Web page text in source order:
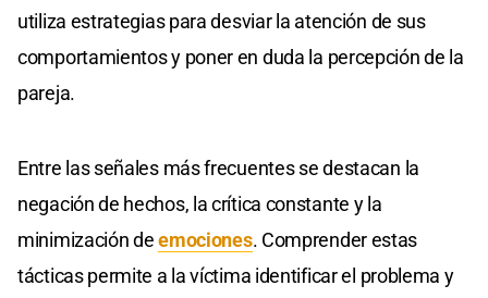
utiliza estrategias para desviar la atención de sus
comportamientos y poner en duda la percepción de la
pareja.
Entre las señales más frecuentes se destacan la
negación de hechos, la crítica constante y la
minimización deemociones. Comprender estas
tácticas permite a la víctima identificar el problema y